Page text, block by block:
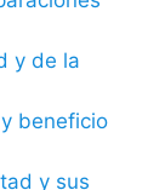
y de la
beneficio
y sus